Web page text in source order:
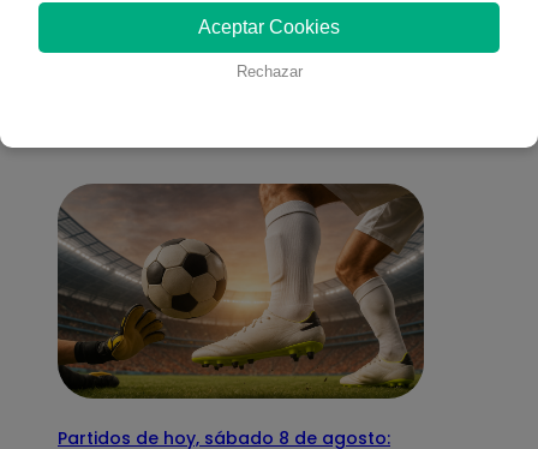
También te puede
Partidos de hoy, sábado 8 de agosto:
Aceptar Cookies
Rechazar